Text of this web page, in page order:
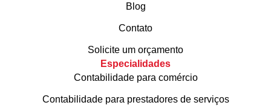
Blog
Contato
Solicite um orçamento
Especialidades
Contabilidade para comércio
Contabilidade para prestadores de serviços